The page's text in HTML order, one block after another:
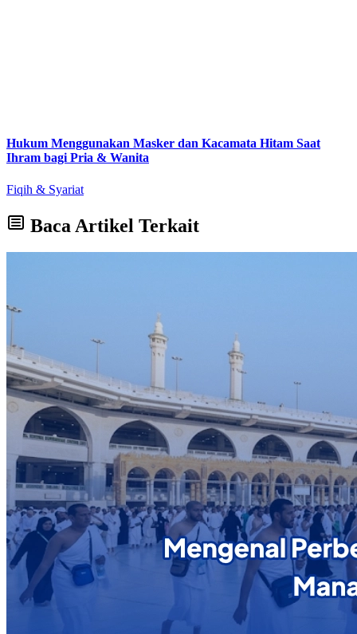
Hukum Menggunakan Masker dan Kacamata Hitam Saat
Ihram bagi Pria & Wanita
Fiqih & Syariat
Baca Artikel Terkait